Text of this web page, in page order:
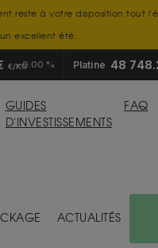
reste à votre disposition tout
excellent été.
€/KG0.00 % Platine 48
GUIDES
D'INVESTISSEMENTS
FAQ
ACTUALITÉS